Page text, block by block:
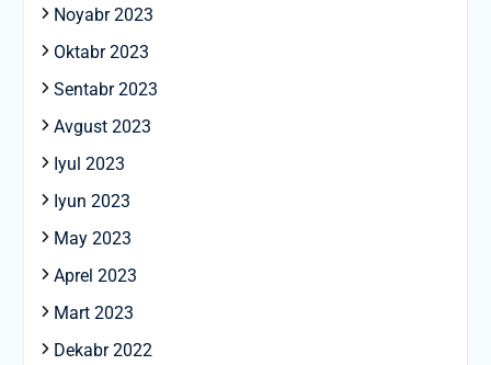
Noyabr 2023
Oktabr 2023
Sentabr 2023
Avgust 2023
Iyul 2023
Iyun 2023
May 2023
Aprel 2023
Mart 2023
Dekabr 2022